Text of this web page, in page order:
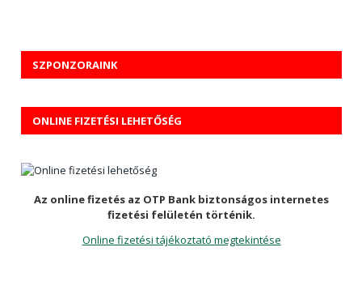
SZPONZORAINK
ONLINE FIZETÉSI LEHETŐSÉG
Az online fizetés az OTP Bank biztonságos internetes
fizetési felületén történik.
Online fizetési tájékoztató megtekintése